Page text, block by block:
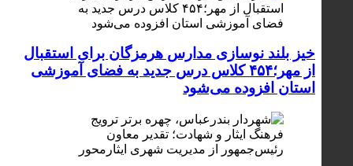
خیز بلند نوسازی مدارس هرمزگان برای استقبال
از مهر؛۴۵۴ کلاس درس جدید به فضای آموزشی
استان افزوده می‌شود